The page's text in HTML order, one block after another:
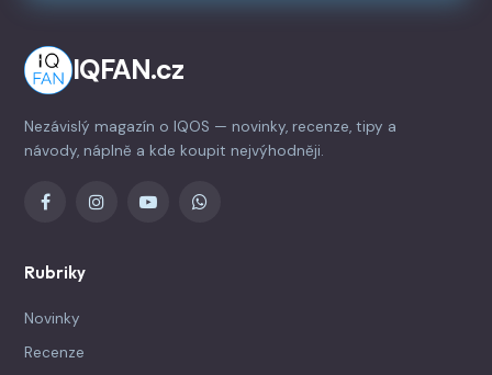
IQFAN.cz
Nezávislý magazín o IQOS — novinky, recenze, tipy a
návody, náplně a kde koupit nejvýhodněji.
Rubriky
Novinky
Recenze